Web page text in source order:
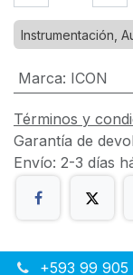
Instrumentación,
Marca: ICON
Términos y
Garantía de
Envío: 2-3 días
+593 99 905